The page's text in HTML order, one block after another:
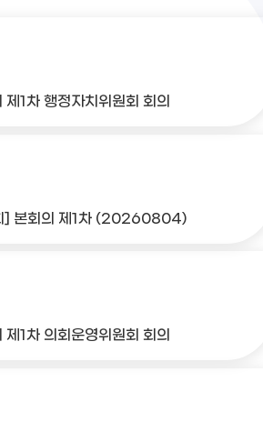
1차 행정자치위원회 회의
] 본회의 제1차 (20260804)
1차 의회운영위원회 회의